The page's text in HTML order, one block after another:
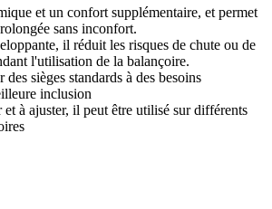
et un confort supplémentaire, et permet
sans inconfort.
il réduit les risques de chute ou de
l'utilisation de la balançoire.
des sièges standards à des besoins
inclusion
et à ajuster, il peut être utilisé sur différents